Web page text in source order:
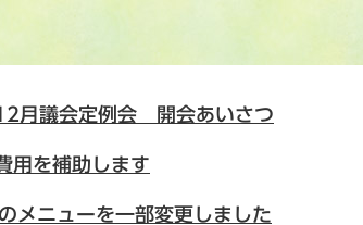
月議会定例会 開会あいさつ
用を補助します
メニューを一部変更しました